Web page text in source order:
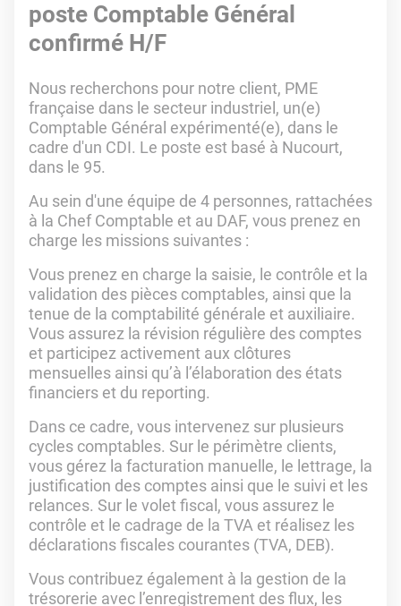
poste Comptable Général
confirmé H/F
Nous recherchons pour notre client, PME
française dans le secteur industriel, un(e)
Comptable Général expérimenté(e), dans le
cadre d'un CDI. Le poste est basé à Nucourt,
dans le 95.
Au sein d'une équipe de 4 personnes, rattachées
à la Chef Comptable et au DAF, vous prenez en
charge les missions suivantes :
Vous prenez en charge la saisie, le contrôle et la
validation des pièces comptables, ainsi que la
tenue de la comptabilité générale et auxiliaire.
Vous assurez la révision régulière des comptes
et participez activement aux clôtures
mensuelles ainsi qu’à l’élaboration des états
financiers et du reporting.
Dans ce cadre, vous intervenez sur plusieurs
cycles comptables. Sur le périmètre clients,
vous gérez la facturation manuelle, le lettrage, la
justification des comptes ainsi que le suivi et les
relances. Sur le volet fiscal, vous assurez le
contrôle et le cadrage de la TVA et réalisez les
déclarations fiscales courantes (TVA, DEB).
Vous contribuez également à la gestion de la
trésorerie avec l’enregistrement des flux, les